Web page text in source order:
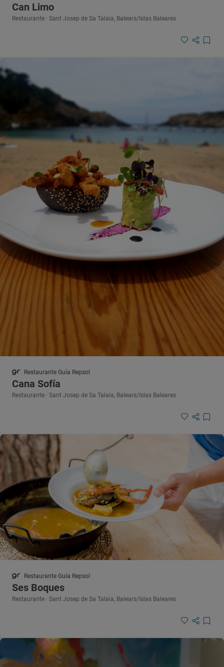
Can Limo
Restaurante · Sant Josep de Sa Talaia, Balears/Islas Baleares
Restaurante Guía Repsol
Cana Sofía
Restaurante · Sant Josep de Sa Talaia, Balears/Islas Baleares
Restaurante Guía Repsol
Ses Boques
Restaurante · Sant Josep de Sa Talaia, Balears/Islas Baleares